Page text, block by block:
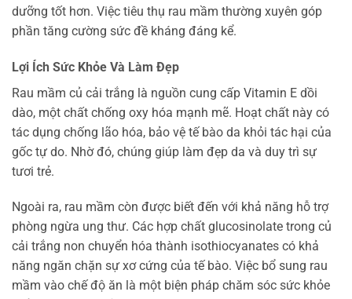
dưỡng tốt hơn. Việc tiêu thụ rau mầm thường xuyên góp
phần tăng cường sức đề kháng đáng kể.
Lợi Ích Sức Khỏe Và Làm Đẹp
Rau mầm củ cải trắng là nguồn cung cấp Vitamin E dồi
dào, một chất chống oxy hóa mạnh mẽ. Hoạt chất này có
tác dụng chống lão hóa, bảo vệ tế bào da khỏi tác hại của
gốc tự do. Nhờ đó, chúng giúp làm đẹp da và duy trì sự
tươi trẻ.
Ngoài ra, rau mầm còn được biết đến với khả năng hỗ trợ
phòng ngừa ung thư. Các hợp chất glucosinolate trong củ
cải trắng non chuyển hóa thành isothiocyanates có khả
năng ngăn chặn sự xơ cứng của tế bào. Việc bổ sung rau
mầm vào chế độ ăn là một biện pháp chăm sóc sức khỏe